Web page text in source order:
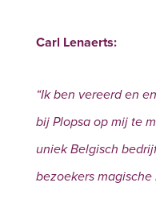
Carl Lenaerts:
“Ik ben vereerd en
bij Plopsa op mij te
uniek Belgisch
bezoekers